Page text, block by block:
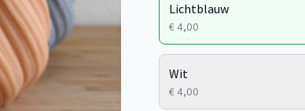
Lichtblauw
€ 4,00
Wit
€ 4,00